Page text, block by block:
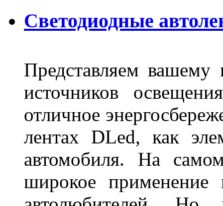
Светодиодные
Представляем
источников
отличное
лентах DLed, как
автомобиля. На
широкое